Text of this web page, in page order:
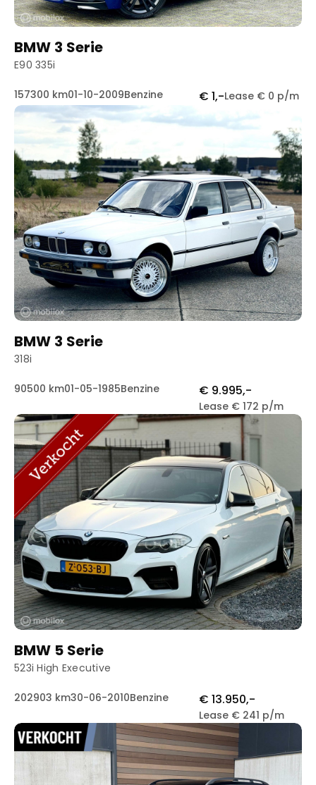
BMW 3 Serie
E90 335i
157300 km01-10-2009Benzine € 1,-Lease € 0 p/m
BMW 3 Serie
318i
90500 km01-05-1985Benzine € 9.995,-
Lease € 172 p/m
BMW 5 Serie
523i High Executive
202903 km30-06-2010Benzine € 13.950,-
Lease € 241 p/m